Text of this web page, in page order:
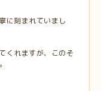
に刻まれていまし
くれますが、このそ